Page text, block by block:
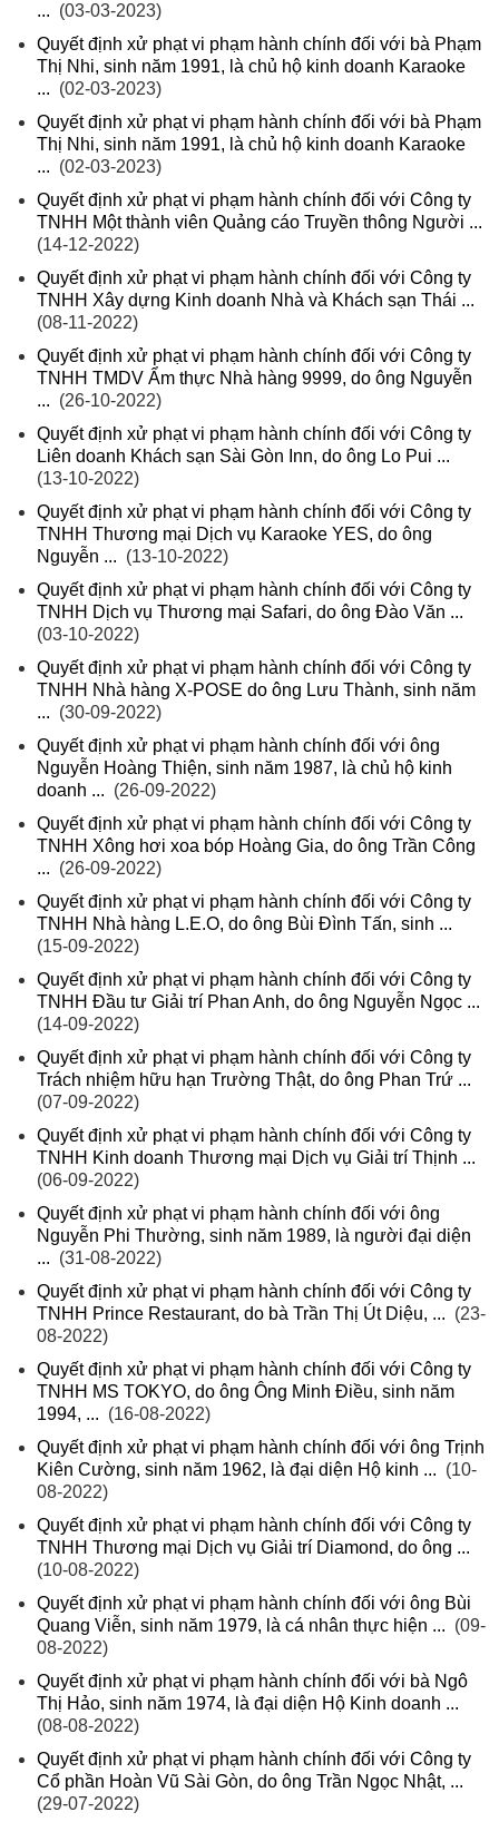
... (03-03-2023)
Quyết định xử phạt vi phạm hành chính đối với bà Phạm
Thị Nhi, sinh năm 1991, là chủ hộ kinh doanh Karaoke
... (02-03-2023)
Quyết định xử phạt vi phạm hành chính đối với bà Phạm
Thị Nhi, sinh năm 1991, là chủ hộ kinh doanh Karaoke
... (02-03-2023)
Quyết định xử phạt vi phạm hành chính đối với Công ty
TNHH Một thành viên Quảng cáo Truyền thông Người ...
(14-12-2022)
Quyết định xử phạt vi phạm hành chính đối với Công ty
TNHH Xây dựng Kinh doanh Nhà và Khách sạn Thái ...
(08-11-2022)
Quyết định xử phạt vi phạm hành chính đối với Công ty
TNHH TMDV Ẩm thực Nhà hàng 9999, do ông Nguyễn
... (26-10-2022)
Quyết định xử phạt vi phạm hành chính đối với Công ty
Liên doanh Khách sạn Sài Gòn Inn, do ông Lo Pui ...
(13-10-2022)
Quyết định xử phạt vi phạm hành chính đối với Công ty
TNHH Thương mại Dịch vụ Karaoke YES, do ông
Nguyễn ... (13-10-2022)
Quyết định xử phạt vi phạm hành chính đối với Công ty
TNHH Dịch vụ Thương mại Safari, do ông Đào Văn ...
(03-10-2022)
Quyết định xử phạt vi phạm hành chính đối với Công ty
TNHH Nhà hàng X-POSE do ông Lưu Thành, sinh năm
... (30-09-2022)
Quyết định xử phạt vi phạm hành chính đối với ông
Nguyễn Hoàng Thiện, sinh năm 1987, là chủ hộ kinh
doanh ... (26-09-2022)
Quyết định xử phạt vi phạm hành chính đối với Công ty
TNHH Xông hơi xoa bóp Hoàng Gia, do ông Trần Công
... (26-09-2022)
Quyết định xử phạt vi phạm hành chính đối với Công ty
TNHH Nhà hàng L.E.O, do ông Bùi Đình Tấn, sinh ...
(15-09-2022)
Quyết định xử phạt vi phạm hành chính đối với Công ty
TNHH Đầu tư Giải trí Phan Anh, do ông Nguyễn Ngọc ...
(14-09-2022)
Quyết định xử phạt vi phạm hành chính đối với Công ty
Trách nhiệm hữu hạn Trường Thật, do ông Phan Trứ ...
(07-09-2022)
Quyết định xử phạt vi phạm hành chính đối với Công ty
TNHH Kinh doanh Thương mại Dịch vụ Giải trí Thịnh ...
(06-09-2022)
Quyết định xử phạt vi phạm hành chính đối với ông
Nguyễn Phi Thường, sinh năm 1989, là người đại diện
... (31-08-2022)
Quyết định xử phạt vi phạm hành chính đối với Công ty
TNHH Prince Restaurant, do bà Trần Thị Út Diệu, ... (23-
08-2022)
Quyết định xử phạt vi phạm hành chính đối với Công ty
TNHH MS TOKYO, do ông Ông Minh Điều, sinh năm
1994, ... (16-08-2022)
Quyết định xử phạt vi phạm hành chính đối với ông Trịnh
Kiên Cường, sinh năm 1962, là đại diện Hộ kinh ... (10-
08-2022)
Quyết định xử phạt vi phạm hành chính đối với Công ty
TNHH Thương mại Dịch vụ Giải trí Diamond, do ông ...
(10-08-2022)
Quyết định xử phạt vi phạm hành chính đối với ông Bùi
Quang Viễn, sinh năm 1979, là cá nhân thực hiện ... (09-
08-2022)
Quyết định xử phạt vi phạm hành chính đối với bà Ngô
Thị Hảo, sinh năm 1974, là đại diện Hộ Kinh doanh ...
(08-08-2022)
Quyết định xử phạt vi phạm hành chính đối với Công ty
Cổ phần Hoàn Vũ Sài Gòn, do ông Trần Ngọc Nhật, ...
(29-07-2022)